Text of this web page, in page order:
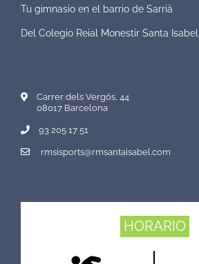
Tu gimnasio en el barrio de Sarrià
Del Colegio Reial Monestir Santa Isabel
Carrer dels Vergós, 44
08017 Barcelona
93 205 17 51
rmsisports@rmsantaisabel.com
HORARIO